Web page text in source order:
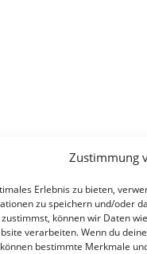
Zustimmung
Erlebnis zu bieten,
zu speichern und/oder
können wir Daten
verarbeiten. Wenn du
bestimmte Merkmale